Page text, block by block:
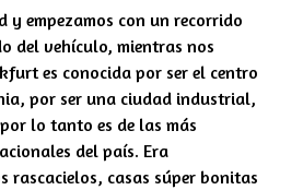
y empezamos con un recorrido
del vehículo, mientras nos
es conocida por ser el centro
por ser una ciudad industrial,
lo tanto es de las más
del país. Era
rascacielos, casas súper bonitas